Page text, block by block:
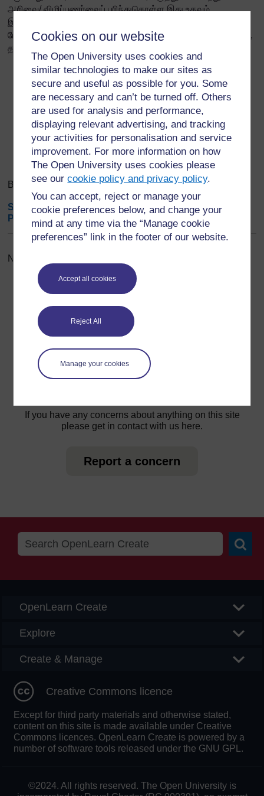
Cookies on our website
The Open University uses cookies and
similar technologies to make our sites as
secure and useful as possible for you. Some
are necessary and can’t be turned off. Others
are used for analysis and performance,
displaying relevant advertising, and tracking
your activities for personalisation and service
improvement. For more information on how
The Open University uses cookies please
see ourcookie policy and privacy policy.
You can accept, reject or manage your
cookie preferences below, and change your
mind at any time via the “Manage cookie
preferences” link in the footer of our website.
Accept all cookies
Reject All
Manage your cookies
அறிவை/ விழிப்புணர்வைப் புரிந்துகொள்ள இது உதவும்,
இதிலிருந்து, நீங்கள் பின்னர் மீண்டும் அதே கருத்துக் கணிப்பை
மேற்கொண்டு, என்ன மாற்றமடைந்துள்ளது என்பதைப் பார்க்கவும்,
தாக்கங்கள் உணரப்பட்டதா என்பதைப் புரிந்துகொள்ளவும் உதவும்.
Export entries
Browse the glossary using this index
Search
Search
Search full text
Browse the glossary using this index
Special|A| B|C|D|E| F|G| H|I| J|K|L |M|
P
R S |T | | X| | Z
No entries found in this section
For further information, take a look at our frequently asked
Have a question?
If you have any concerns about anything on this site
please get in contact with us here.
Report a concern
OpenLearn Create
Explore
Create & Manage
Creative Commons licence
Except for third party materials and otherwise stated,
content on this site is made available under Creative
Commons licences. OpenLearn Create is powered by a
number of software tools released under the GNU GPL.
©2024. All rights reserved. The Open University is